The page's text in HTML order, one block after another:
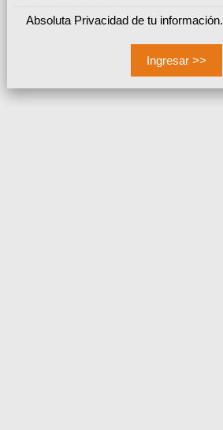
Absoluta Privacidad de tu información.
Ingresar >>